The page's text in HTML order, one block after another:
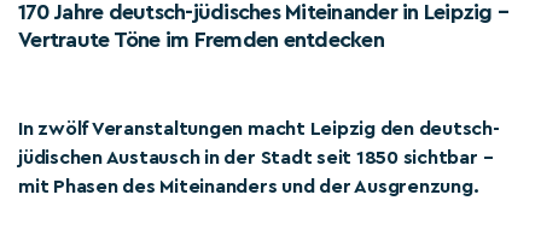
170 Jahre deutsch-jüdisches Miteinander in Leipzig –
Vertraute Töne im Fremden entdecken
In zwölf Veranstaltungen macht Leipzig den deutsch-
jüdischen Austausch in der Stadt seit 1850 sichtbar –
mit Phasen des Miteinanders und der Ausgrenzung.